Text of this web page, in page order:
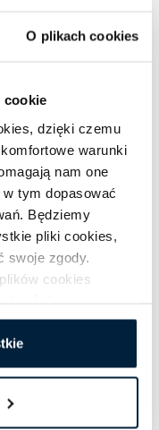
O plikach cookies
cookie
dzięki czemu
warunki
nam one
tym dopasować
Będziemy
pliki cookies,
swoje zgody.
cookies
prosimy o
tożsamości.
–